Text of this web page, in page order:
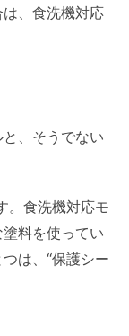
は、食洗機対応
と、そうでない
。食洗機対応モ
料を使ってい
は、“保護シー